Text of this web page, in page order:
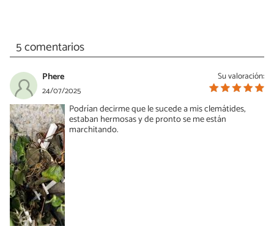
5 comentarios
Su valoración:
Phere
24/07/2025
Podrían decirme que le sucede a mis clemátides,
estaban hermosas y de pronto se me están
marchitando.